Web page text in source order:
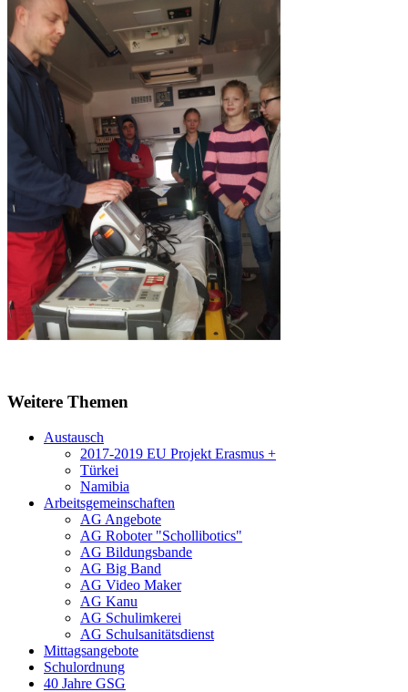
Weitere Themen
Austausch
2017-2019 EU Projekt Erasmus +
Türkei
Namibia
Arbeitsgemeinschaften
AG Angebote
AG Roboter "Schollibotics"
AG Bildungsbande
AG Big Band
AG Video Maker
AG Kanu
AG Schulimkerei
AG Schulsanitätsdienst
Mittagsangebote
Schulordnung
40 Jahre GSG